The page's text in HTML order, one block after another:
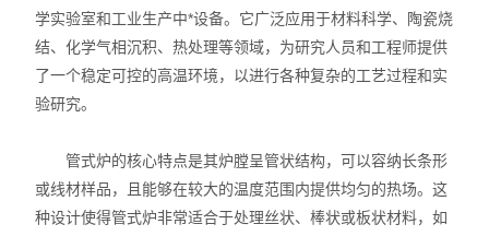
折光-旋光测量方案
学实验室和工业生产中*设备。它广泛应用于材料科学、陶瓷烧
结、化学气相沉积、热处理等领域，为研究人员和工程师提供
了一个稳定可控的高温环境，以进行各种复杂的工艺过程和实
验研究。
管式炉的核心特点是其炉膛呈管状结构，可以容纳长条形
或线材样品，且能够在较大的温度范围内提供均匀的热场。这
种设计使得管式炉非常适合于处理丝状、棒状或板状材料，如